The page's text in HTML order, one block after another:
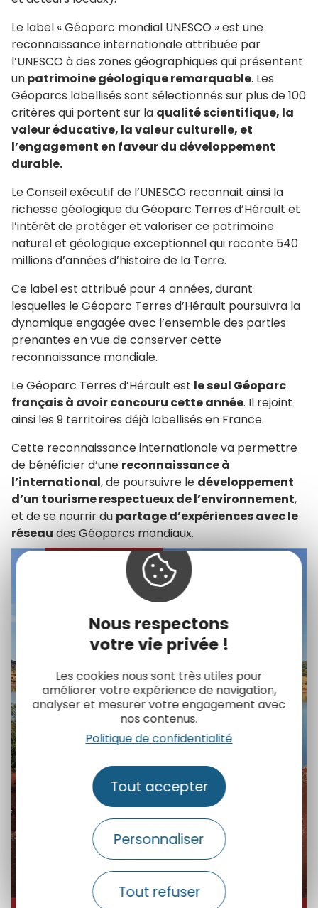
Nous respectons
votre vie privée !
Les cookies nous sont très utiles pour
améliorer votre expérience de navigation,
analyser et mesurer votre engagement avec
nos contenus.
Politique de confidentialité
Tout accepter
Personnaliser
Tout refuser
Le label « Géoparc mondial UNESCO » est une
reconnaissance internationale attribuée par
l’UNESCO à des zones géographiques qui présentent
unpatrimoine géologique remarquable. Les
Géoparcs labellisés sont sélectionnés sur plus de 100
critères qui portent sur la qualité scientifique, la
valeur éducative, la valeur culturelle, et
l’engagement en faveur du développement
durable.
Le Conseil exécutif de l’UNESCO reconnait ainsi la
richesse géologique du Géoparc Terres d’Hérault et
l’intérêt de protéger et valoriser ce patrimoine
naturel et géologique exceptionnel qui raconte 540
millions d’années d’histoire de la Terre.
Ce label est attribué pour 4 années, durant
lesquelles le Géoparc Terres d’Hérault poursuivra la
dynamique engagée avec l’ensemble des parties
prenantes en vue de conserver cette
reconnaissance mondiale.
Le Géoparc Terres d’Hérault est le seul Géoparc
français à avoir concouru cette année. Il rejoint
ainsi les 9 territoires déjà labellisés en France.
Cette reconnaissance internationale va permettre
de bénéficier d’une reconnaissance à
l’international, de poursuivre le développement
d’un tourisme respectueux de l’environnement,
et de se nourrir du partage d’expériences avec le
réseau des Géoparcs mondiaux.